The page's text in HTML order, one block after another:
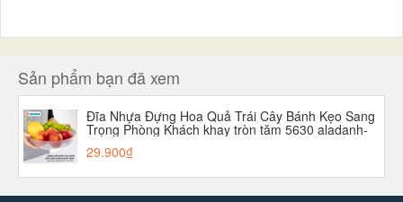
Sản phẩm bạn đã xem
Đĩa Nhựa Đựng Hoa Quả Trái Cây Bánh Kẹo Sang
Trọng Phòng Khách khay tròn tăm 5630 aladanh-
net-vn
29.900₫